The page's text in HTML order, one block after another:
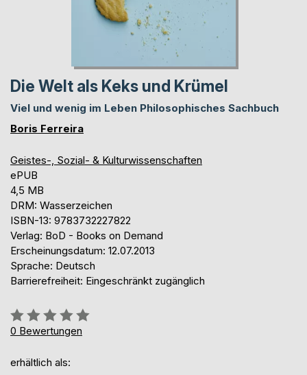
Die Welt als Keks und Krümel
Viel und wenig im Leben Philosophisches Sachbuch
Boris Ferreira
Geistes-, Sozial- & Kulturwissenschaften
ePUB
4,5 MB
DRM: Wasserzeichen
ISBN-13: 9783732227822
Verlag: BoD - Books on Demand
Erscheinungsdatum: 12.07.2013
Sprache: Deutsch
Barrierefreiheit: Eingeschränkt zugänglich
Bewertung::
0%
0 Bewertungen
erhältlich als: